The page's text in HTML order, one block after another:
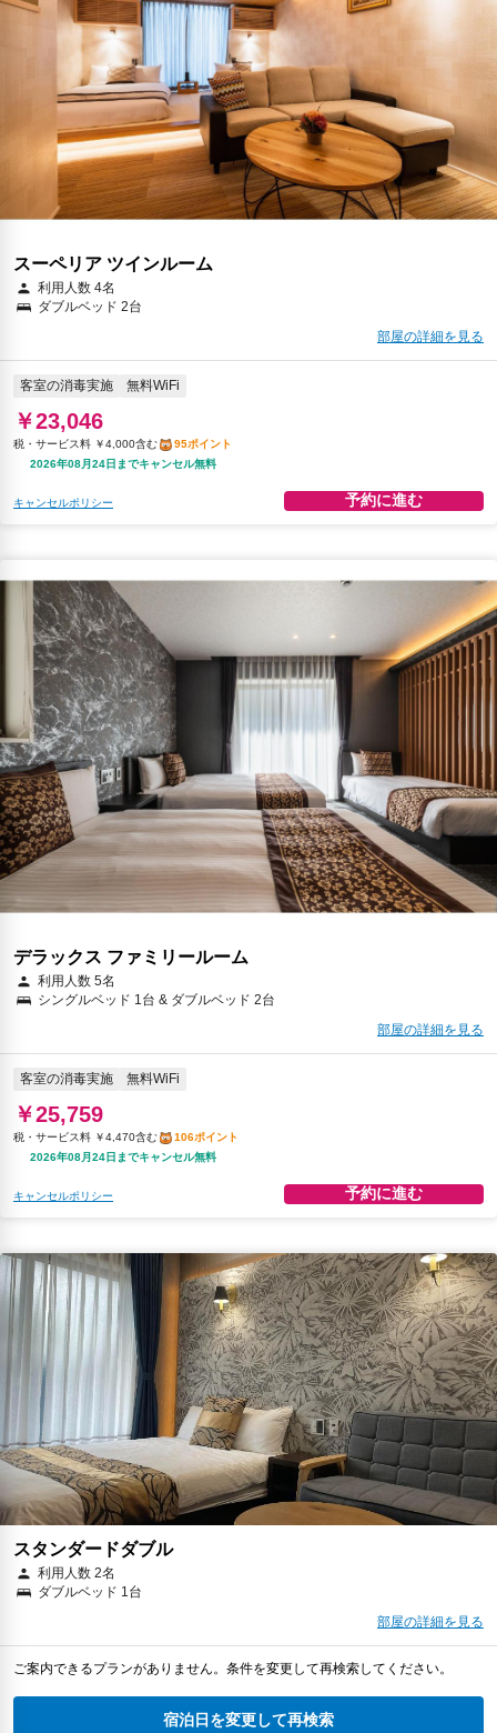
スーペリア ツインルーム
利用人数 4名
ダブルベッド 2台
部屋の詳細を見る
客室の消毒実施 無料WiFi
￥23,046
税・サービス料 ￥4,000含む
95ポイント
2026年08月24日までキャンセル無料
キャンセルポリシー 予約に進む
デラックス ファミリールーム
利用人数 5名
シングルベッド 1台 & ダブルベッド 2台
部屋の詳細を見る
客室の消毒実施 無料WiFi
￥25,759
税・サービス料 ￥4,470含む
106ポイント
2026年08月24日までキャンセル無料
キャンセルポリシー 予約に進む
スタンダードダブル
利用人数 2名
ダブルベッド 1台
部屋の詳細を見る
ご案内できるプランがありません。条件を変更して再検索してください。
宿泊日を変更して再検索